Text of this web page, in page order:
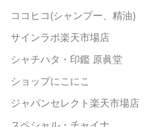
ココヒコ(シャンプー、精油)
サインラボ楽天市場店
シャチハタ・印鑑 原眞堂
ショップにこにこ
ジャパンセレクト楽天市場店